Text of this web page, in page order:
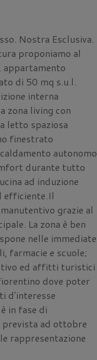
Nostra Esclusiva.
proponiamo al
appartamento
di 50 mq s.u.l.
interna
zona living con
letto spaziosa
finestrato
autonomo
durante tutto
ad induzione
efficiente.Il
grazie al
La zona è ben
nelle immediate
farmacie e scuole;
ed affitti turistici
dove poter
d'interesse
in fase di
ad ottobre
rappresentazione